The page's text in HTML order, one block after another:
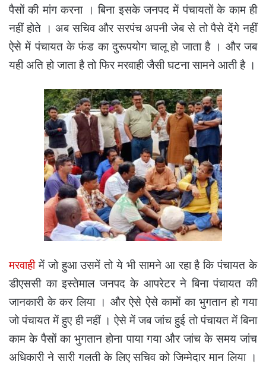
पैसों की मांग करना । बिना इसके जनपद में पंचायतों के काम ही
नहीं होते । अब सचिव और सरपंच अपनी जेब से तो पैसे देंगे नहीं
ऐसे में पंचायत के फंड का दुरूपयोग चालू हो जाता है । और जब
यही अति हो जाता है तो फिर मरवाही जैसी घटना सामने आती है ।
मरवाहीमें जो हुआ उसमें तो ये भी सामने आ रहा है कि पंचायत के
डीएससी का इस्तेमाल जनपद के आपरेटर ने बिना पंचायत की
जानकारी के कर लिया । और ऐसे ऐसे कामों का भुगतान हो गया
जो पंचायत में हुए ही नहीं । ऐसे में जब जांच हुई तो पंचायत में बिना
काम के पैसों का भुगतान होना पाया गया और जांच के समय जांच
अधिकारी ने सारी गलती के लिए सचिव को जिम्मेदार मान लिया ।